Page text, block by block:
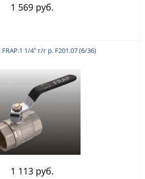
1 569 руб.
1/4" г/г р. F201.07 (6/36)
1 113 руб.